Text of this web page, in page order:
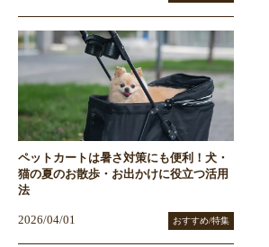
ペットカートは暑さ対策にも便利！犬・
猫の夏のお散歩・お出かけに役立つ活用
法
2026/04/01 おすすめ/特集